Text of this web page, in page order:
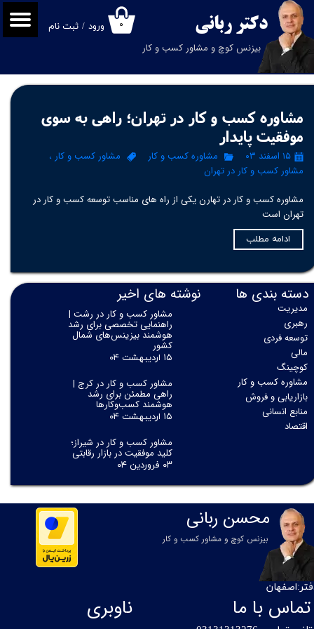
دکتر ربانی ۰
بیزنس کوچ و مشاور کسب و کار
ورود / ثبت نام
حساب کاربری من
تغییر گذر واژه
خروج از حساب کاربری
مشاوره کسب و کار در تهران؛ راهی به سوی
موفقیت پایدار
۱۵ اسفند ۰۳ مشاوره کسب و کار مشاور کسب و کار ،
مشاور کسب و کار در تهران
مشاوره کسب و کار در تهارن یکی از راه های مناسب توسعه کسب و کار در
تهران است
ادامه مطلب
نوشته های اخیر
مشاور کسب و کار در رشت |
راهنمایی تخصصی برای رشد
هوشمند بیزینس‌های شمال
کشور
۱۵ اردیبهشت ۰۴
مشاور کسب و کار در کرج |
راهی مطمئن برای رشد
هوشمند کسب‌وکارها
۱۵ اردیبهشت ۰۴
مشاور کسب و کار در شیراز؛
کلید موفقیت در بازار رقابتی
۰۳ فروردین ۰۴
دسته بندی ها
مدیریت
رهبری
توسعه فردی
مالی
کوچینگ
مشاوره کسب و کار
بازاریابی و فروش
منابع انسانی
اقتصاد
محسن ربانی
بیزنس کوچ و مشاور کسب و کار
ناوبری تماس با ما